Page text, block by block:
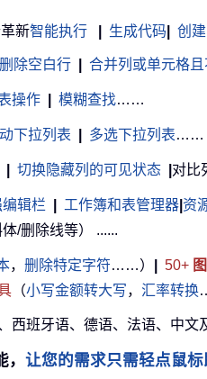
新智能执行 生成代码 创
删除空白行 合并列或单元格
操作 模糊查找……
下拉列表 多选下拉列表……
切换隐藏列的可见状态 对比
辑栏 工作簿和表管理器 资
/删除线等） ......
， 删除特定字符……） 50+
（小写金额转大写， 汇率转换
班牙语、德语、法语、中文
让您的需求只需轻点鼠